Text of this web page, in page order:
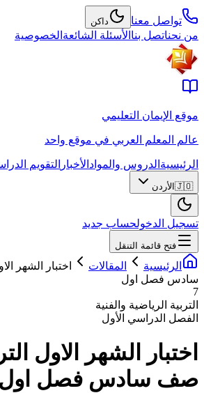
تواصل معنا داكن
من نحناتصل بنا الأسئلة الشائعة الخصوصية
موقع الإيمان التعليمي
عالم المعلم العربي في موقع واحد
الرئيسية الدروس والمواد الأخبار التقويم
🇯🇴 الأردن
تسجيل الدخولحساب جديد
فتح قائمة التنقل
الرئيسية المقالات
اختبار الشهر
سادس فصل اول
7
التربية الرياضية والفنية
الفصل الدراسي الأول
اختبار الشهر الاول
صف سادس فصل اول